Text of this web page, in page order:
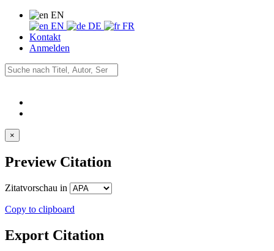
EN
EN
DE
FR
Kontakt
Anmelden
×
Preview Citation
Zitatvorschau in
Copy to clipboard
Export Citation